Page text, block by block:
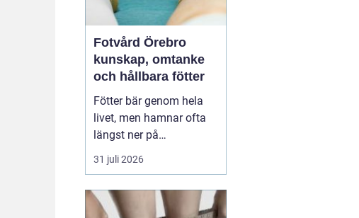
Fotvård Örebro
kunskap, omtanke
och hållbara fötter
Fötter bär genom hela
livet, men hamnar ofta
längst ner på
prioriteringslistan.
Många söker hjälp först
påverkar vardagen.
31 juli 2026